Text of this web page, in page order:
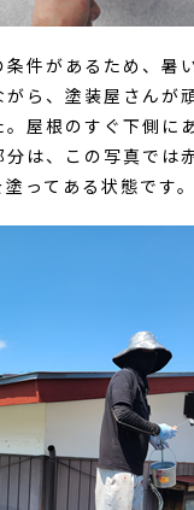
件があるため、暑
ら、塗装屋さんが
。屋根のすぐ下側に
は、この写真では
ってある状態です。